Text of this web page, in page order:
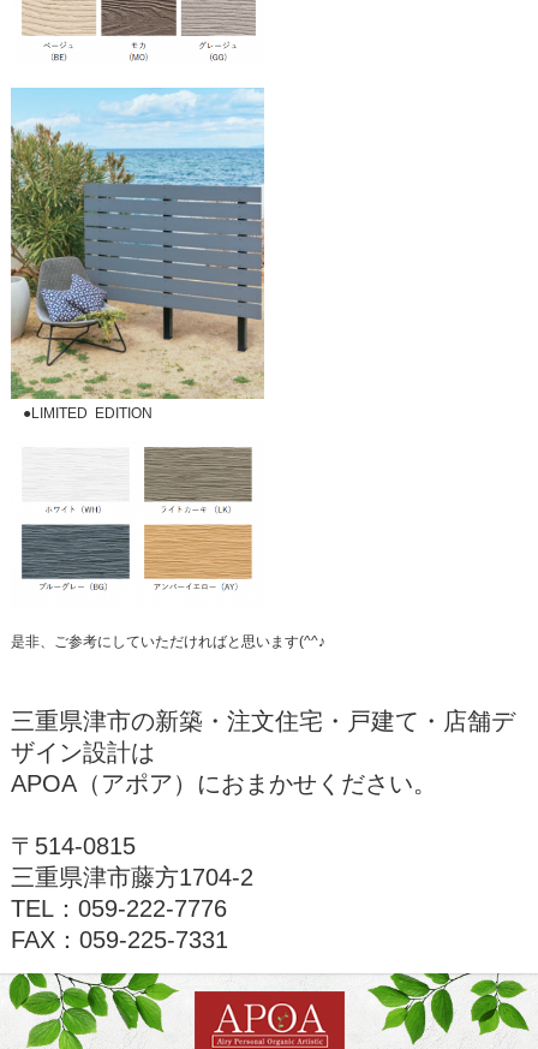
●LIMITED EDITION
是非、ご参考にしていただければと思います(^^♪
三重県津市の新築・注文住宅・戸建て・店舗デ
ザイン設計は
APOA（アポア）におまかせください。
〒514-0815
三重県津市藤方1704-2
TEL： 059-222-7776
FAX：059-225-7331